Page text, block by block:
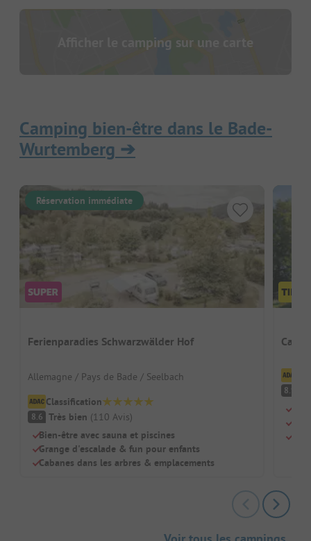
Afficher le camping sur une carte
Camping bien-être dans le Bade-
Wurtemberg ➔
Réservation immédiate
Ferienparadies Schwarzwälder Hof
Allemagne / Pays de Bade / Seelbach
Classification
8.6 Très bien (110 Avis)
Bien-être avec sauna et piscines
Grange d'escalade & fun pour enfants
Cabanes dans les arbres & emplacements
8.9